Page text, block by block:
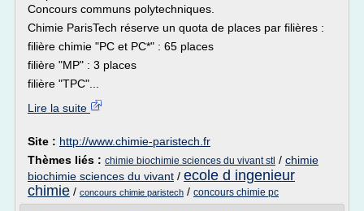
Concours communs polytechniques.
Chimie ParisTech réserve un quota de places par filières :
filière chimie "PC et PC*" : 65 places
filière "MP" : 3 places
filière "TPC"...
Lire la suite
Site : http://www.chimie-paristech.fr
Thèmes liés : chimie biochimie sciences du vivant stl / chimie
biochimie sciences du vivant / ecole d ingenieur
chimie / concours chimie paristech / concours chimie pc